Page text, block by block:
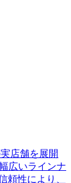
店舗を展開
広いラインナ
頼性により、